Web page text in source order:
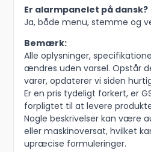
Er alarmpanelet på dansk?
Ja, både menu, stemme og
Bemærk:
Alle oplysninger,
ændres uden varsel. Opstår
varer, opdaterer vi siden
Er en pris tydeligt forkert, er
forpligtet til at levere
Nogle beskrivelser kan være
eller maskinoversat, hvilket
upræcise formuleringer.